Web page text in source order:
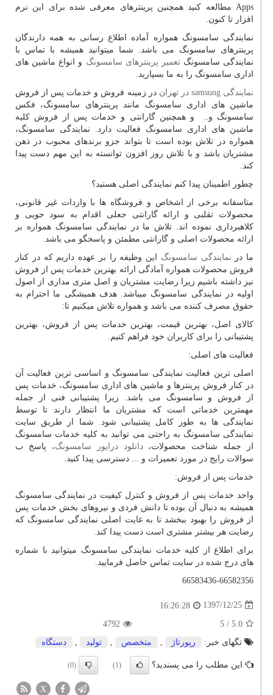
Apps مطالعه کنید همچنین پرینترهای معرفی شده برای این نرم
افزار تا کنون.
نمایندگی سامسونگ همواره آماده اطلاع رسانی به همه دارندگان
پرینترهای سامسونگ می باشد. شما میتوانید همیشه با تماس با
نمایندگی سامسونگتعمیر پرینترهای سامسونگ و انواع ماشین های
اداری سامسونگ را به ما بسپارید.
نمایندگیsamsung در تهران در زمینه فروش و خدمات پس از فروش
ماشین های اداری سامسونگ مانند پرینترهای سامسونگ، فکس
سامسونگ و.. و همچنین گارانتی و خدمات پس از فروش کلیه
ماشین های اداری سامسونگ فعالیت دارد. نمایندگی سامسونگ،
همواره در تلاش بوده است تا بتواند جزو برندهای محبوب در ذهن
مشتریان باشد و با تلاش روز افزون توانسته به این مهم دست پیدا
کند.
چطور اطمینان پیدا کنم نمایندگی اصلی هستید؟
متاسفانه برخی از اشخاص و فروشگاه ها با واردات غیر قانونی،
محصولات تقلبی و ارائه گارانتی جعلی اقدام به سود جویی و
کلاهبرداری نموده اند. تلاش ما در نمایندگی سامسونگ همواره بر
ارائه محصولات اصلی و گارانتی مطمئن و پاسخگو می باشد.
ما در نمایندگی سامسونگ این وظیفه را بر عهده داریم که در کنار
فروش محصولات همواره آمادگی ارائه بهترین خدمات پس از فروش
نیز داشته باشیم زیرا رضایت مشتریان و اصل متری مداری از اصول
اولیه در نمایندگی سامسونگ میباشد. هدف همیشگی ما احترام به
حقوق مصرف کننده می باشد و همواره تلاش میکنیم تا:
کالای اصل، بهترین قیمت، بهترین خدمات پس از فروش، بهترین
پشتیبانی را برای کاربران خود فراهم کنیم.
فعالیت های اصلی:
اصلی ترین فعالیت نمایندگی سامسونگ و اساسی ترین فعالیت آن
در کنار فروش پرینترها و ماشین های اداری سامسونگ، خدمات پس
از فروش و سامسونگ می باشد. زیرا پشتیبانی فنی از جمله
مهمترین خدماتی است که مشتریان ما انتظار دارند تا توسط
نمایندگی ها به طور کامل پشتیبانی شود. شما از طریق سایت
نمایندگی سامسونگ به راحتی می توانید به کلیه خدمات سامسونگ
از جمله شناخت محصولات،دانلود درایور سامسونگ، پاسخ ب
سوالات رایج در مورد تعمیرات و ... دسترسی پیدا کنید.
خدمات پس از فروش:
واحد خدمات پس از فروش و کنترل کیفیت در نمایندگی سامسونگ
همیشه به دنبال آن بوده تا دانش فردی و نیروهای بخش خدمات پس
از فروش را بهبود ببخشد تا به غایت اصلی نمایندگی سامسونگ که
رضایت هر بیشتر مشتری است دست پیدا کند.
برای اطلاع از کلیه خدمات نمایندگی سامسونگ میتوانید با شماره
های درج شده در سایت تماس حاصل فرمایید.
66583436-66582356
1397/12/25
16:26:28
5.0
/ 5
4792
تگهای خبر:
رپورتاژ , متخصص , تولید , دستگاه
این مطلب را می پسندید؟ (1)
(0)
X